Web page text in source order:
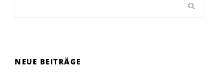
NEUE BEITRÄGE